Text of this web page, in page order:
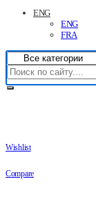
ENG
ENG
FRA
Wishlist
Compare